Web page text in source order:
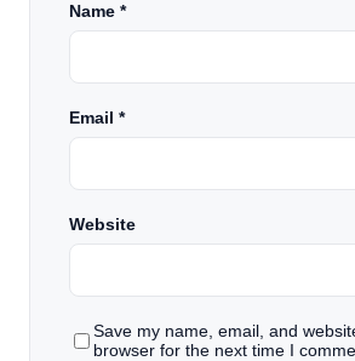
Name *
Email *
Website
Save my name, email, and
browser for the next time I